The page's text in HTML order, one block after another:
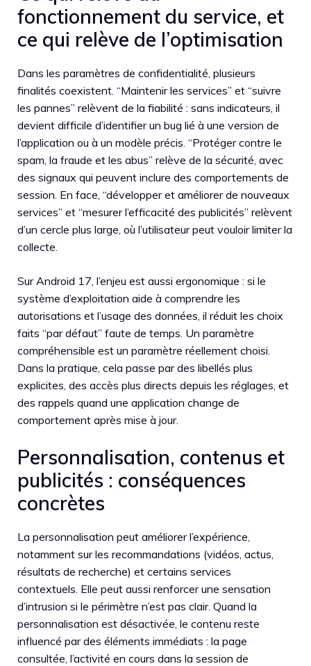
fonctionnement du service, et
ce qui relève de l’optimisation
Dans les paramètres de confidentialité, plusieurs
finalités coexistent. “Maintenir les services” et “suivre
les pannes” relèvent de la fiabilité : sans indicateurs, il
devient difficile d’identifier un bug lié à une version de
l’application ou à un modèle précis. “Protéger contre le
spam, la fraude et les abus” relève de la sécurité, avec
des signaux qui peuvent inclure des comportements de
session. En face, “développer et améliorer de nouveaux
services” et “mesurer l’efficacité des publicités” relèvent
d’un cercle plus large, où l’utilisateur peut vouloir limiter la
collecte.
Sur Android 17, l’enjeu est aussi ergonomique : si le
système d’exploitation aide à comprendre les
autorisations et l’usage des données, il réduit les choix
faits “par défaut” faute de temps. Un paramètre
compréhensible est un paramètre réellement choisi.
Dans la pratique, cela passe par des libellés plus
explicites, des accès plus directs depuis les réglages, et
des rappels quand une application change de
comportement après mise à jour.
Personnalisation, contenus et
publicités : conséquences
concrètes
La personnalisation peut améliorer l’expérience,
notamment sur les recommandations (vidéos, actus,
résultats de recherche) et certains services
contextuels. Elle peut aussi renforcer une sensation
d’intrusion si le périmètre n’est pas clair. Quand la
personnalisation est désactivée, le contenu reste
influencé par des éléments immédiats : la page
consultée, l’activité en cours dans la session de